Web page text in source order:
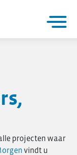
projecten waar
vindt u